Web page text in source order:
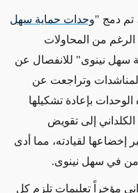
وحدات حماية سهل
من المحاولات
سهل نينوى" للانفصال عن
المناشدات وتراجعت عن
الوحدات بإعادة تشكيلها
إلى تقويض
إخضاعها لقيادته، مما أدى
في سهل نينوى.
مؤخراً تعليمات تلزم كل